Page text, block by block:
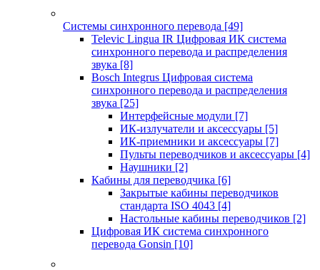
Системы синхронного перевода [49]
Televic Lingua IR Цифровая ИК система
синхронного перевода и распределения
звука [8]
Bosch Integrus Цифровая система
синхронного перевода и распределения
звука [25]
Интерфейсные модули [7]
ИК-излучатели и аксессуары [5]
ИК-приемники и аксессуары [7]
Пульты переводчиков и аксессуары [4]
Наушники [2]
Кабины для переводчика [6]
Закрытые кабины переводчиков
стандарта ISO 4043 [4]
Настольные кабины переводчиков [2]
Цифровая ИК система синхронного
перевода Gonsin [10]